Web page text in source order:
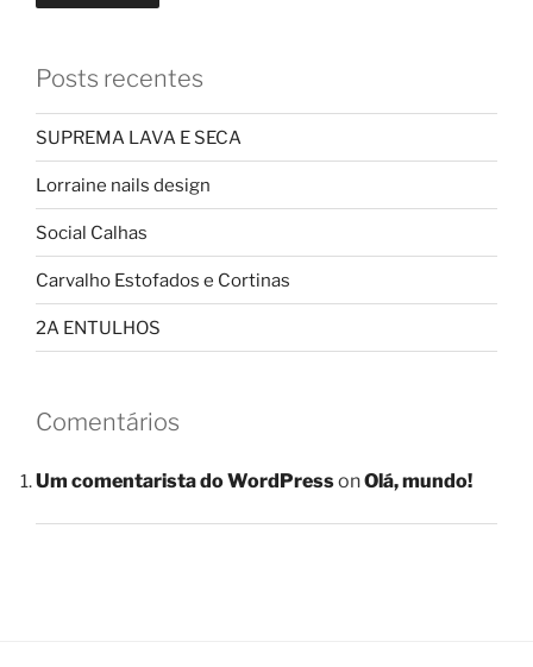
Posts recentes
SUPREMA LAVA E SECA
Lorraine nails design
Social Calhas
Carvalho Estofados e Cortinas
2A ENTULHOS
Comentários
Um comentarista do WordPressonOlá, mundo!